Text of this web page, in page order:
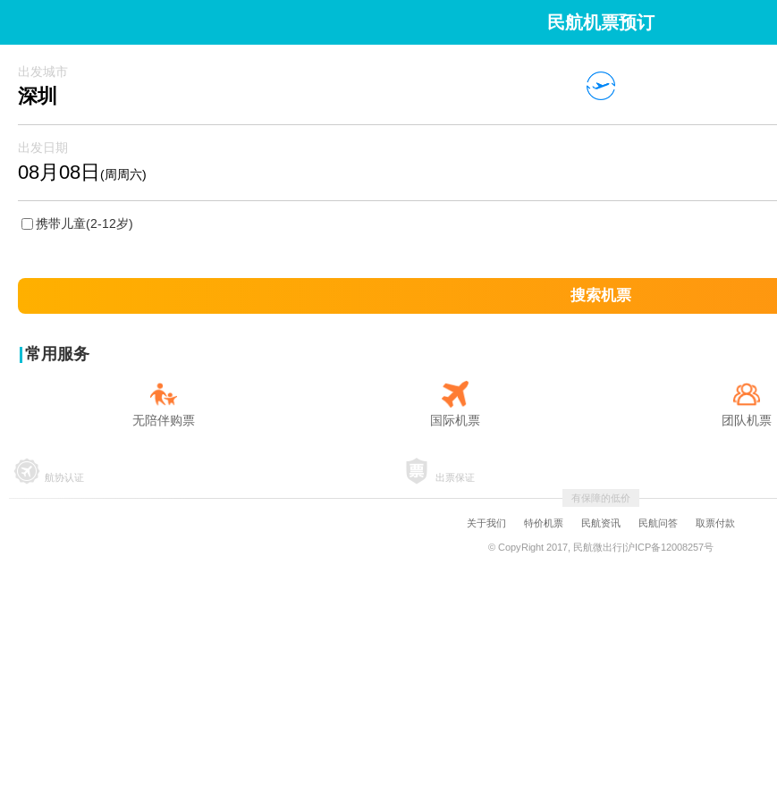
民航机票预订
出发城市
深圳
出发日期
08月08日 (周周六)
携带儿童(2-12岁)
搜索机票
常用服务
无陪伴购票 国际机票 团队机票
航协认证 出票保证
有保障的低价
关于我们 特价机票 民航资讯 民航问答 取票付款
© CopyRight 2017, 民航微出行|沪ICP备12008257号